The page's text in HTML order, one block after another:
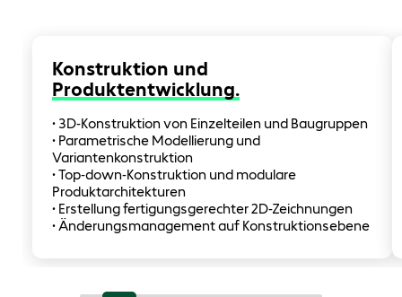
Konstruktion und
Produktentwicklung.
• 3D-Konstruktion von Einzelteilen und Baugruppen
• Parametrische Modellierung und
Variantenkonstruktion
• Top-down-Konstruktion und modulare
Produktarchitekturen
• Erstellung fertigungsgerechter 2D-Zeichnungen
• Änderungsmanagement auf Konstruktionsebene